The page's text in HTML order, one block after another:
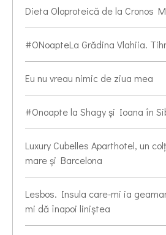
Dieta Oloproteică de la Cronos
#ONoapteLa Grădina Vlahiia.
Eu nu vreau nimic de ziua mea
#Onoapte la Shagy și Ioana în
Luxury Cubelles Aparthotel, un
mare și Barcelona
Lesbos. Insula care-mi ia
mi dă înapoi liniștea